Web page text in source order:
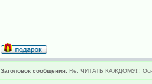
Заголовок сообщения: Re: ЧИТАТЬ КАЖДОМУ!!!